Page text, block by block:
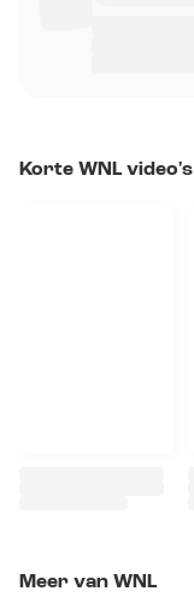
Korte WNL video's
Meer van WNL